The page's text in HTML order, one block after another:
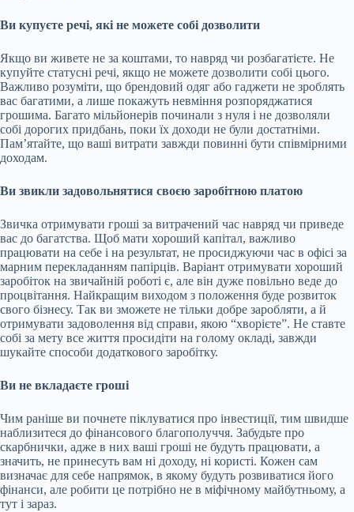
Ви купуєте речі, які не можете собі дозволити
Якщо ви живете не за коштами, то навряд чи розбагатієте. Не
купуйте статусні речі, якщо не можете дозволити собі цього.
Важливо розуміти, що брендовий одяг або гаджети не зроблять
вас багатими, а лише покажуть невміння розпоряджатися
грошима. Багато мільйонерів починали з нуля і не дозволяли
собі дорогих придбань, поки їх доходи не були достатніми.
Пам’ятайте, що ваші витрати завжди повинні бути співмірними
доходам.
Ви звикли задовольнятися своєю заробітною платою
Звичка отримувати гроші за витрачений час навряд чи приведе
вас до багатства. Щоб мати хороший капітал, важливо
працювати на себе і на результат, не просиджуючи час в офісі за
марним перекладанням папірців. Варіант отримувати хороший
заробіток на звичайній роботі є, але він дуже повільно веде до
процвітання. Найкращим виходом з положення буде розвиток
свого бізнесу. Так ви зможете не тільки добре заробляти, а й
отримувати задоволення від справи, якою “хворієте”. Не ставте
собі за мету все життя просидіти на голому окладі, завжди
шукайте способи додаткового заробітку.
Ви не вкладаєте гроші
Чим раніше ви почнете піклуватися про інвестиції, тим швидше
наблизитеся до фінансового благополуччя. Забудьте про
скарбнички, адже в них ваші гроші не будуть працювати, а
значить, не принесуть вам ні доходу, ні користі. Кожен сам
визначає для себе напрямок, в якому будуть розвиватися його
фінанси, але робити це потрібно не в міфічному майбутньому, а
тут і зараз.